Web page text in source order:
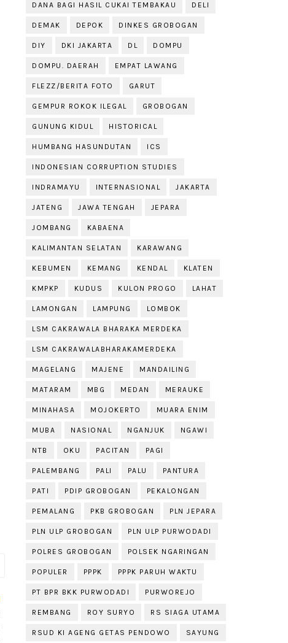
DANA BAGI HASIL CUKAI TEMBAKAU DELI
DEMAK DEPOK DINKES GROBOGAN
DIY DKI JAKARTA DL DOMPU
DOMPU. DAERAH EMPAT LAWANG
FLEZZ/BERITA FOTO GARUT
GEMPUR ROKOK ILEGAL GROBOGAN
GUNUNG KIDUL HISTORICAL
HUMBANG HASUNDUTAN ICS
INDONESIAN CORRUPTION STUDIES
INDRAMAYU INTERNASIONAL JAKARTA
JATENG JAWA TENGAH JEPARA
JOMBANG KABAENA
KALIMANTAN SELATAN KARAWANG
KEBUMEN KEMANG KENDAL KLATEN
KMPKP KUDUS KULON PROGO LAHAT
LAMONGAN LAMPUNG LOMBOK
LSM CAKRAWALA BHARAKA MERDEKA
LSM CAKRAWALABHARAKAMERDEKA
MAGELANG MAJENE MANDAILING
MATARAM MBG MEDAN MERAUKE
MINAHASA MOJOKERTO MUARA ENIM
MUBA NASIONAL NGANJUK NGAWI
NTB OKU PACITAN PAGI
PALEMBANG PALI PALU PANTURA
PATI PDIP GROBOGAN PEKALONGAN
PEMALANG PKB GROBOGAN PLN JEPARA
PLN ULP GROBOGAN PLN ULP PURWODADI
POLRES GROBOGAN POLSEK NGARINGAN
POPULER PPPK PPPK PARUH WAKTU
PT BPR BKK PURWODADI PURWOREJO
REMBANG ROY SURYO RS SIAGA UTAMA
RSUD KI AGENG GETAS PENDOWO SAYUNG